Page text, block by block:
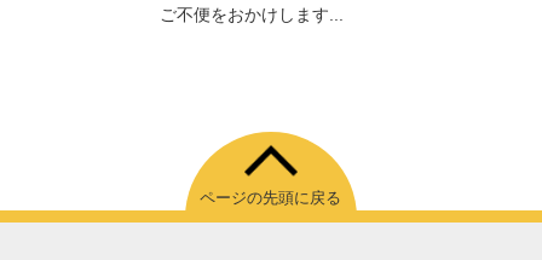
ご不便をおかけします...
ページの先頭に戻る